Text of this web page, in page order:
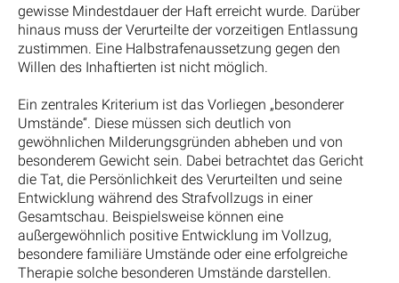
gewisse Mindestdauer der Haft erreicht wurde. Darüber
hinaus muss der Verurteilte der vorzeitigen Entlassung
zustimmen. Eine Halbstrafenaussetzung gegen den
Willen des Inhaftierten ist nicht möglich.
Ein zentrales Kriterium ist das Vorliegen „besonderer
Umstände“. Diese müssen sich deutlich von
gewöhnlichen Milderungsgründen abheben und von
besonderem Gewicht sein. Dabei betrachtet das Gericht
die Tat, die Persönlichkeit des Verurteilten und seine
Entwicklung während des Strafvollzugs in einer
Gesamtschau. Beispielsweise können eine
außergewöhnlich positive Entwicklung im Vollzug,
besondere familiäre Umstände oder eine erfolgreiche
Therapie solche besonderen Umstände darstellen.